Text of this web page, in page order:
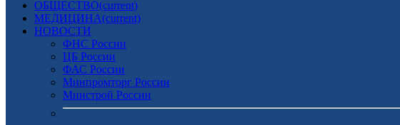
ОБЩЕСТВО(current)
МЕДИЦИНА(current)
НОВОСТИ
ФНС России
ЦБ России
ФАС России
Минпромторг России
Минстрой России